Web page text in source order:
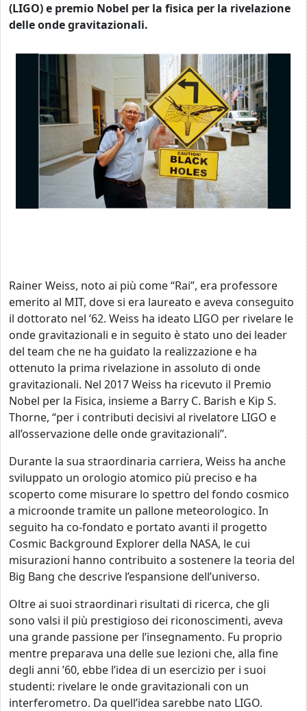
(LIGO) e premio Nobel per la fisica per la rivelazione
delle onde gravitazionali.
Rainer Weiss, noto ai più come “Rai”, era professore
emerito al MIT, dove si era laureato e aveva conseguito
il dottorato nel ’62. Weiss ha ideato LIGO per rivelare le
onde gravitazionali e in seguito è stato uno dei leader
del team che ne ha guidato la realizzazione e ha
ottenuto la prima rivelazione in assoluto di onde
gravitazionali. Nel 2017 Weiss ha ricevuto il Premio
Nobel per la Fisica, insieme a Barry C. Barish e Kip S.
Thorne, “per i contributi decisivi al rivelatore LIGO e
all’osservazione delle onde gravitazionali”.
Durante la sua straordinaria carriera, Weiss ha anche
sviluppato un orologio atomico più preciso e ha
scoperto come misurare lo spettro del fondo cosmico
a microonde tramite un pallone meteorologico. In
seguito ha co-fondato e portato avanti il progetto
Cosmic Background Explorer della NASA, le cui
misurazioni hanno contribuito a sostenere la teoria del
Big Bang che descrive l’espansione dell’universo.
Oltre ai suoi straordinari risultati di ricerca, che gli
sono valsi il più prestigioso dei riconoscimenti, aveva
una grande passione per l’insegnamento. Fu proprio
mentre preparava una delle sue lezioni che, alla fine
degli anni ’60, ebbe l’idea di un esercizio per i suoi
studenti: rivelare le onde gravitazionali con un
interferometro. Da quell’idea sarebbe nato LIGO.